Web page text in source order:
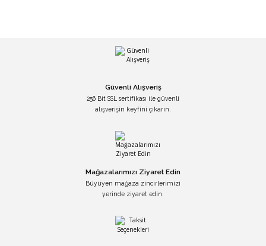
Güvenli Alışveriş
256 Bit SSL sertifikası ile güvenli
alışverişin keyfini çıkarın.
Mağazalarımızı Ziyaret Edin
Büyüyen mağaza zincirlerimizi
yerinde ziyaret edin.